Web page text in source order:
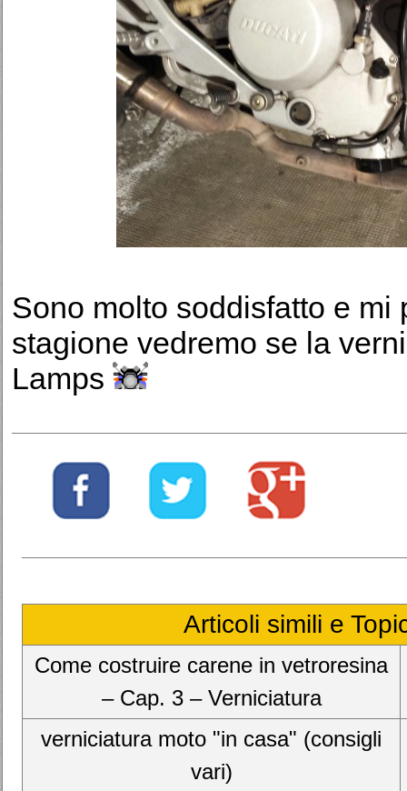
Sono molto soddisfatto e
stagione vedremo se la
Lamps
Articoli simili e
Come costruire carene in vetroresina
– Cap. 3 – Verniciatura
verniciatura moto "in casa" (consigli
vari)